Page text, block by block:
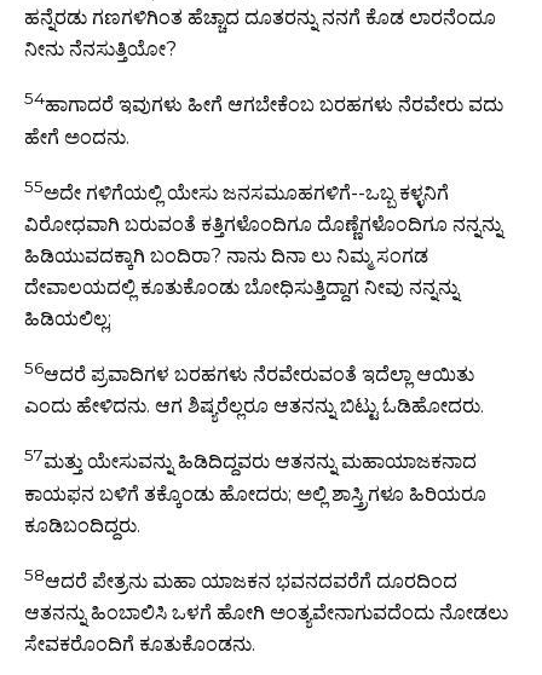
ಹನ್ನೆರಡು ಗಣಗಳಿಗಿಂತ ಹೆಚ್ಚಾದ ದೂತರನ್ನು ನನಗೆ ಕೊಡ ಲಾರನೆಂದೂ
ನೀನು ನೆನಸುತ್ತಿಯೋ?
54ಹಾಗಾದರೆ ಇವುಗಳು ಹೀಗೆ ಆಗಬೇಕೆಂಬ ಬರಹಗಳು ನೆರವೇರು ವದು
ಹೇಗೆ ಅಂದನು.
55ಅದೇ ಗಳಿಗೆಯಲ್ಲಿ ಯೇಸು ಜನಸಮೂಹಗಳಿಗೆ--ಒಬ್ಬ ಕಳ್ಳನಿಗೆ
ವಿರೋಧವಾಗಿ ಬರುವಂತೆ ಕತ್ತಿಗಳೊಂದಿಗೂ ದೊಣ್ಣೆಗಳೊಂದಿಗೂ ನನ್ನನ್ನು
ಹಿಡಿಯುವದಕ್ಕಾಗಿ ಬಂದಿರಾ? ನಾನು ದಿನಾ ಲು ನಿಮ್ಮ ಸಂಗಡ
ದೇವಾಲಯದಲ್ಲಿ ಕೂತುಕೊಂಡು ಬೋಧಿಸುತ್ತಿದ್ದಾಗ ನೀವು ನನ್ನನ್ನು
ಹಿಡಿಯಲಿಲ್ಲ;
56ಆದರೆ ಪ್ರವಾದಿಗಳ ಬರಹಗಳು ನೆರವೇರುವಂತೆ ಇದೆಲ್ಲಾ ಆಯಿತು
ಎಂದು ಹೇಳಿದನು. ಆಗ ಶಿಷ್ಯರೆಲ್ಲರೂ ಆತನನ್ನು ಬಿಟ್ಟು ಓಡಿಹೋದರು.
57ಮತ್ತು ಯೇಸುವನ್ನು ಹಿಡಿದಿದ್ದವರು ಆತನನ್ನು ಮಹಾಯಾಜಕನಾದ
ಕಾಯಫನ ಬಳಿಗೆ ತಕ್ಕೊಂಡು ಹೋದರು; ಅಲ್ಲಿ ಶಾಸ್ತ್ರಿಗಳೂ ಹಿರಿಯರೂ
ಕೂಡಿಬಂದಿದ್ದರು.
58ಆದರೆ ಪೇತ್ರನು ಮಹಾ ಯಾಜಕನ ಭವನದವರೆಗೆ ದೂರದಿಂದ
ಆತನನ್ನು ಹಿಂಬಾಲಿಸಿ ಒಳಗೆ ಹೋಗಿ ಅಂತ್ಯವೇನಾಗುವದೆಂದು ನೋಡಲು
ಸೇವಕರೊಂದಿಗೆ ಕೂತುಕೊಂಡನು.